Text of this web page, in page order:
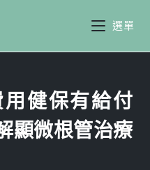
選單
健保有給付
顯微根管治療